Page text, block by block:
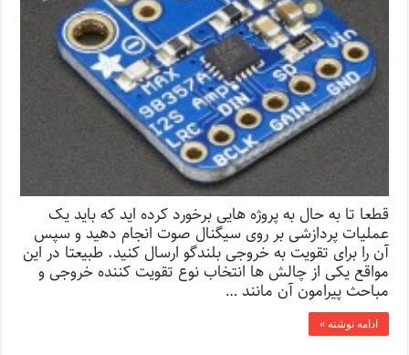
قطعا تا به حال به پروژه هایی برخورد کرده اید که باید یک
عملیات پردازشی بر روی سیگنال صوت انجام دهید و سپس
آن را برای تقویت به خروجی بلندگو ارسال کنید. طبیعتا در این
مواقع یکی از چالش ها انتخاب نوع تقویت کننده خروجی و
مباحث پیرامون آن مانند …
ادامه نوشته »